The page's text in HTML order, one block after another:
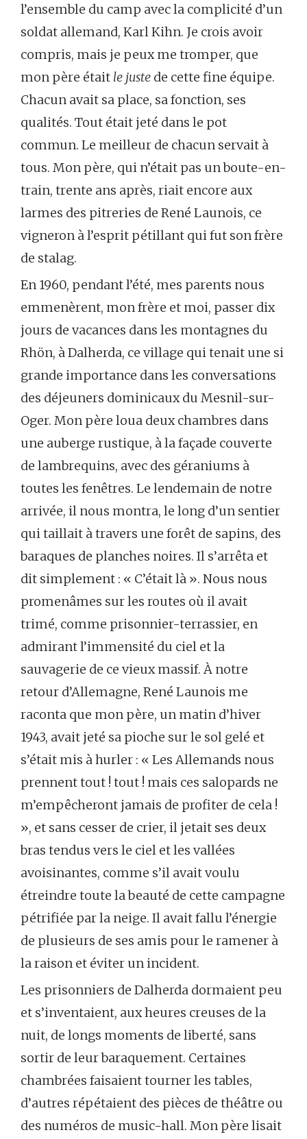
l’ensemble du camp avec la complicité d’un
soldat allemand, Karl Kihn. Je crois avoir
compris, mais je peux me tromper, que
mon père était le juste de cette fine équipe.
Chacun avait sa place, sa fonction, ses
qualités. Tout était jeté dans le pot
commun. Le meilleur de chacun servait à
tous. Mon père, qui n’était pas un boute-en-
train, trente ans après, riait encore aux
larmes des pitreries de René Launois, ce
vigneron à l’esprit pétillant qui fut son frère
de stalag.
En 1960, pendant l’été, mes parents nous
emmenèrent, mon frère et moi, passer dix
jours de vacances dans les montagnes du
Rhön, à Dalherda, ce village qui tenait une si
grande importance dans les conversations
des déjeuners dominicaux du Mesnil-sur-
Oger. Mon père loua deux chambres dans
une auberge rustique, à la façade couverte
de lambrequins, avec des géraniums à
toutes les fenêtres. Le lendemain de notre
arrivée, il nous montra, le long d’un sentier
qui taillait à travers une forêt de sapins, des
baraques de planches noires. Il s’arrêta et
dit simplement : « C’était là ». Nous nous
promenâmes sur les routes où il avait
trimé, comme prisonnier-terrassier, en
admirant l’immensité du ciel et la
sauvagerie de ce vieux massif. À notre
retour d’Allemagne, René Launois me
raconta que mon père, un matin d’hiver
1943, avait jeté sa pioche sur le sol gelé et
s’était mis à hurler : « Les Allemands nous
prennent tout ! tout ! mais ces salopards ne
m’empêcheront jamais de profiter de cela !
», et sans cesser de crier, il jetait ses deux
bras tendus vers le ciel et les vallées
avoisinantes, comme s’il avait voulu
étreindre toute la beauté de cette campagne
pétrifiée par la neige. Il avait fallu l’énergie
de plusieurs de ses amis pour le ramener à
la raison et éviter un incident.
Les prisonniers de Dalherda dormaient peu
et s’inventaient, aux heures creuses de la
nuit, de longs moments de liberté, sans
sortir de leur baraquement. Certaines
chambrées faisaient tourner les tables,
d’autres répétaient des pièces de théâtre ou
des numéros de music-hall. Mon père lisait